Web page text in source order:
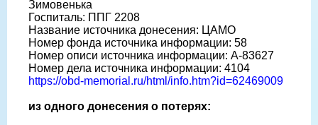
Зимовенька
Госпиталь: ППГ 2208
Название источника донесения: ЦАМО
Номер фонда источника информации: 58
Номер описи источника информации: А-83627
Номер дела источника информации: 4104
https://obd-memorial.ru/html/info.htm?id=62469009
из одного донесения о потерях: